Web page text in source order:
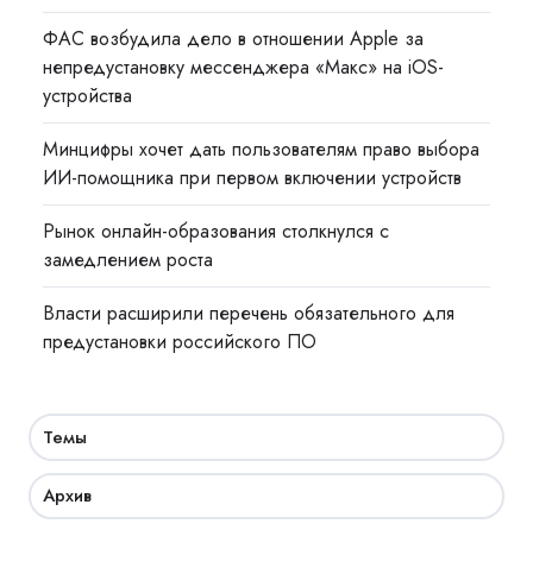
ФАС возбудила дело в отношении Apple за
непредустановку мессенджера «Макс» на iOS-
устройства
Минцифры хочет дать пользователям право выбора
ИИ-помощника при первом включении устройств
Рынок онлайн-образования столкнулся с
замедлением роста
Власти расширили перечень обязательного для
предустановки российского ПО
Темы
Архив